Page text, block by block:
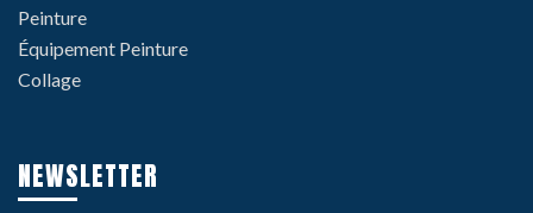
Peinture
Équipement Peinture
Collage
NEWSLETTER